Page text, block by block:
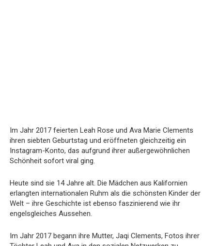
Im Jahr 2017 feierten Leah Rose und Ava Marie Clements
ihren siebten Geburtstag und eröffneten gleichzeitig ein
Instagram-Konto, das aufgrund ihrer außergewöhnlichen
Schönheit sofort viral ging.
Heute sind sie 14 Jahre alt. Die Mädchen aus Kalifornien
erlangten internationalen Ruhm als die schönsten Kinder der
Welt – ihre Geschichte ist ebenso faszinierend wie ihr
engelsgleiches Aussehen.
Im Jahr 2017 begann ihre Mutter, Jaqi Clements, Fotos ihrer